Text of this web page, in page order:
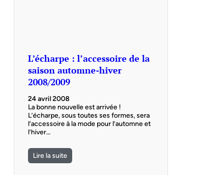
L’écharpe : l’accessoire de la
saison automne-hiver
2008/2009
24 avril 2008
La bonne nouvelle est arrivée !
L’écharpe, sous toutes ses formes, sera
l’accessoire à la mode pour l’automne et
l’hiver…
Lire la suite